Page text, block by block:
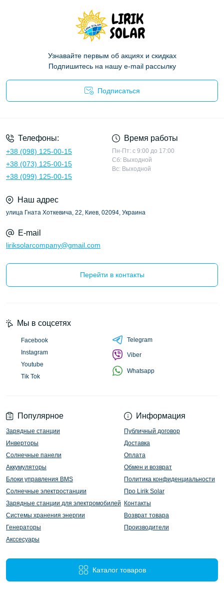
Узнавайте первым об акциях и скидках
Подпишитесь на нашу e-mail рассылку
Подписаться
Телефоны:
+38 (098) 125-00-15
+38 (073) 125-00-15
+38 (099) 125-00-15
Время работы
Пн-Пт: с 9:00 до 17:00
Сб: Выходной
Вс: Выходной
Наш адрес
улица Гната Хоткевича, 22, Киев, 02094, Украина
E-mail
liriksolarcompany@gmail.com
Перейти в контакты
Популярное
Зарядные станции
Инверторы
Солнечные панели
Аккумуляторы
Блоки управления BMS
Солнечные электростанции
Зарядные станции для электромобилей
Системы хранения энергии
Генераторы
Акссесуары
Информация
Публичный договор
Доставка
Оплата
Обмен и возврат
Политика конфиденциальности
Про Lirik Solar
Контакты
Возврат товара
Производители
Каталог товаров
Мы в соцсетях
Facebook
Instagram
Youtube
Tik Tok
Telegram
Viber
Whatsapp